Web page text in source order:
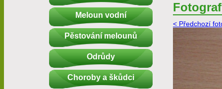
Meloun vodní
Pěstování melounů
Odrůdy
Choroby a škůdci
< Předchozí